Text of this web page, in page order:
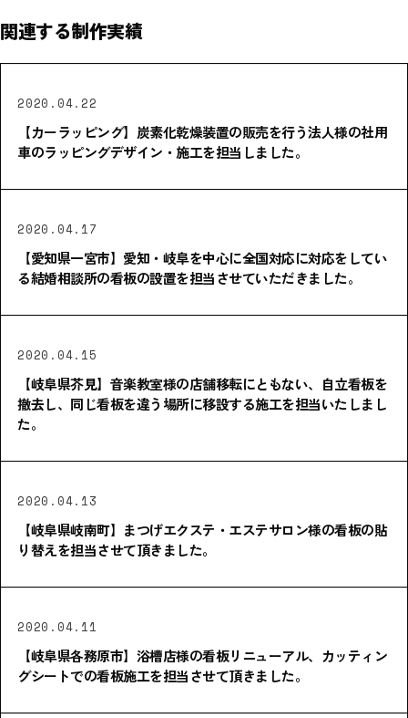
関連する制作実績
2020.04.22
【カーラッピング】炭素化乾燥装置の販売を行う法人様の社用
車のラッピングデザイン・施工を担当しました。
2020.04.17
【愛知県一宮市】愛知・岐阜を中心に全国対応に対応をしてい
る結婚相談所の看板の設置を担当させていただきました。
2020.04.15
【岐阜県芥見】音楽教室様の店舗移転にともない、自立看板を
撤去し、同じ看板を違う場所に移設する施工を担当いたしまし
た。
2020.04.13
【岐阜県岐南町】まつげエクステ・エステサロン様の看板の貼
り替えを担当させて頂きました。
2020.04.11
【岐阜県各務原市】浴槽店様の看板リニューアル、カッティン
グシートでの看板施工を担当させて頂きました。